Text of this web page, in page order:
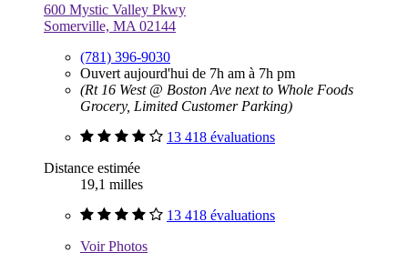
600 Mystic Valley Pkwy
Somerville, MA 02144
(781) 396-9030
Ouvert aujourd'hui de 7h am à 7h pm
(Rt 16 West @ Boston Ave next to Whole Foods
Grocery, Limited Customer Parking)
13 418 évaluations
Distance estimée
19,1 milles
13 418 évaluations
VoirPhotos